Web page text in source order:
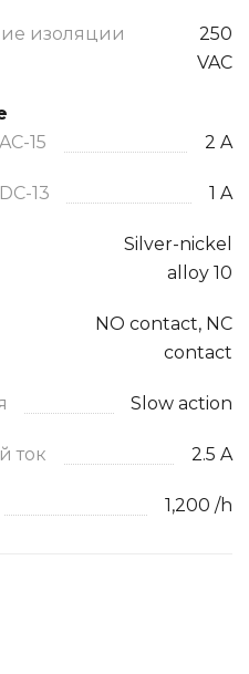
изоляции
250
VAC
15
2 A
13 1 A
Silver-nickel
alloy 10
NO contact, NC
contact
Slow action
ток 2.5 A
1,200 /h